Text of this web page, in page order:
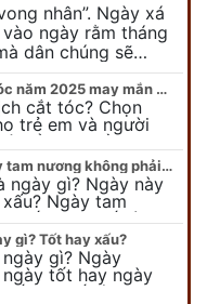
nhân”. Ngày xá
ngày rằm tháng
dân chúng sẽ…
Cách chọn ngày cắt tóc năm 2025 may mắn cho cả trẻ em và người lớn
cắt tóc? Chọn
trẻ em và người
để gặp nhiều may
Luận giải ý nghĩa ngày tam nương không phải ai cũng biết
ngày gì? Ngày này
Ngày tam
gốc như thế nào?
gì khi…
gì? Tốt hay xấu?
gì? Ngày
tốt hay ngày
chi tiết ý nghĩa